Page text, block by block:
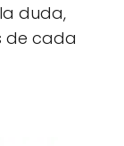
duda,
de cada